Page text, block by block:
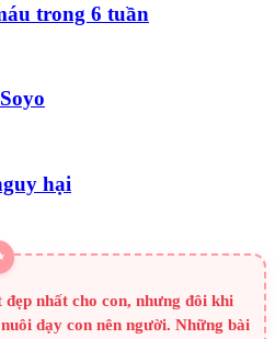
trong 6 tuần
hại
nhất cho con, nhưng đôi khi
dạy con nên người. Những bài